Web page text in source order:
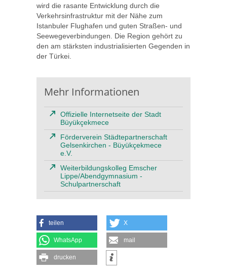
wird die rasante Entwicklung durch die
Verkehrsinfrastruktur mit der Nähe zum
Istanbuler Flughafen und guten Straßen- und
Seewegeverbindungen. Die Region gehört zu
den am stärksten industrialisierten Gegenden in
der Türkei.
Mehr Informationen
Offizielle Internetseite der Stadt
Büyükçekmece
Förderverein Städtepartnerschaft
Gelsenkirchen - Büyükçekmece
e.V.
Weiterbildungskolleg Emscher
Lippe/Abendgymnasium -
Schulpartnerschaft
teilen X
WhatsApp mail
drucken